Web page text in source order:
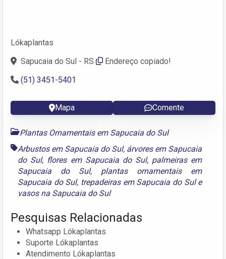
Lókaplantas
Sapucaia do Sul - RS
Endereço copiado!
(51) 3451-5401
Mapa Comente
Plantas Ornamentais em Sapucaia do Sul
Arbustos em Sapucaia do Sul, árvores em Sapucaia
do Sul, flores em Sapucaia do Sul, palmeiras em
Sapucaia do Sul, plantas ornamentais em
Sapucaia do Sul, trepadeiras em Sapucaia do Sule
vasos na Sapucaia do Sul
Pesquisas Relacionadas
Whatsapp Lókaplantas
Suporte Lókaplantas
Atendimento Lókaplantas